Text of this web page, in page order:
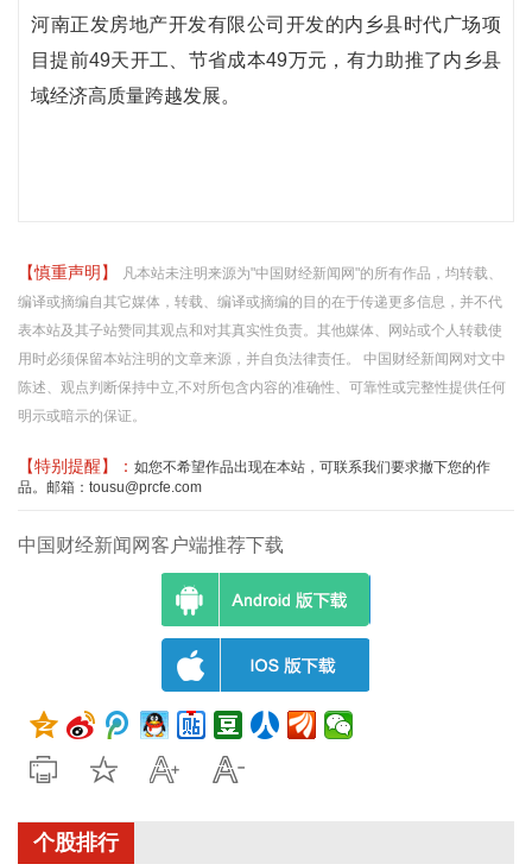
河南正发房地产开发有限公司开发的内乡县时代广场项
目提前49天开工、节省成本49万元，有力助推了内乡县
域经济高质量跨越发展。
【慎重声明】
凡本站未注明来源为"中国财经新闻网"的所有作品，均转载、
编译或摘编自其它媒体，转载、编译或摘编的目的在于传递更多信息，并不代
表本站及其子站赞同其观点和对其真实性负责。其他媒体、网站或个人转载使
用时必须保留本站注明的文章来源，并自负法律责任。 中国财经新闻网对文中
陈述、观点判断保持中立,不对所包含内容的准确性、可靠性或完整性提供任何
明示或暗示的保证。
【特别提醒】： 如您不希望作品出现在本站，可联系我们要求撤下您的作
品。邮箱：tousu@prcfe.com
中国财经新闻网客户端推荐下载
个股排行